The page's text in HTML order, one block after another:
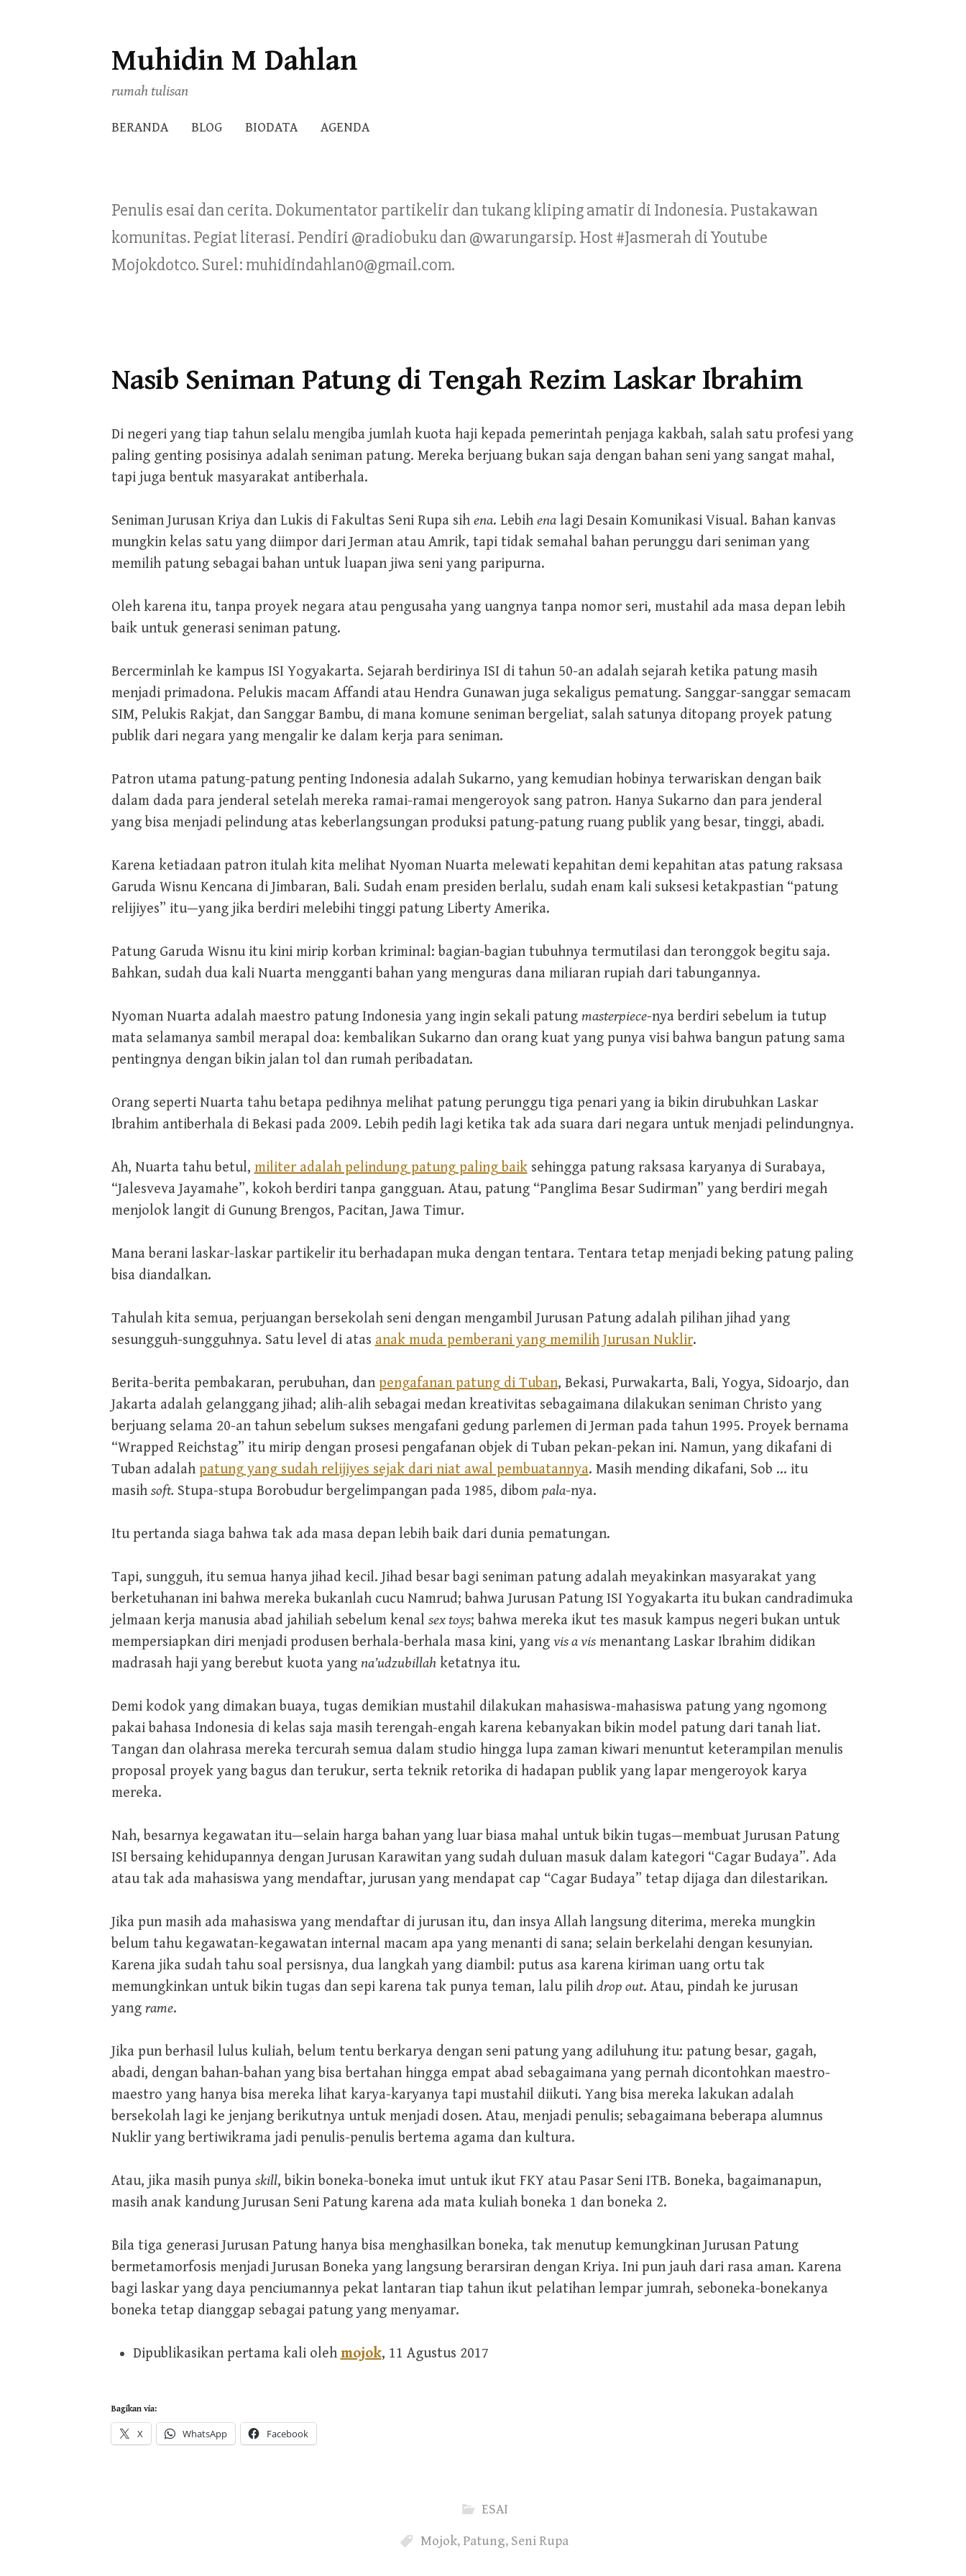
Skip
to
content
Muhidin M Dahlan
rumah tulisan
BERANDA BLOG BIODATA AGENDA
Penulis esai dan cerita. Dokumentator partikelir dan tukang kliping amatir di Indonesia. Pustakawan
komunitas. Pegiat literasi. Pendiri @radiobuku dan @warungarsip. Host #Jasmerah di Youtube
Mojokdotco. Surel: muhidindahlan0@gmail.com.
Nasib Seniman Patung di Tengah Rezim Laskar Ibrahim
Di negeri yang tiap tahun selalu mengiba jumlah kuota haji kepada pemerintah penjaga kakbah, salah satu profesi yang
paling genting posisinya adalah seniman patung. Mereka berjuang bukan saja dengan bahan seni yang sangat mahal,
tapi juga bentuk masyarakat antiberhala.
Seniman Jurusan Kriya dan Lukis di Fakultas Seni Rupa sih ena. Lebih enalagi Desain Komunikasi Visual. Bahan kanvas
mungkin kelas satu yang diimpor dari Jerman atau Amrik, tapi tidak semahal bahan perunggu dari seniman yang
memilih patung sebagai bahan untuk luapan jiwa seni yang paripurna.
Oleh karena itu, tanpa proyek negara atau pengusaha yang uangnya tanpa nomor seri, mustahil ada masa depan lebih
baik untuk generasi seniman patung.
Bercerminlah ke kampus ISI Yogyakarta. Sejarah berdirinya ISI di tahun 50-an adalah sejarah ketika patung masih
menjadi primadona. Pelukis macam Affandi atau Hendra Gunawan juga sekaligus pematung. Sanggar-sanggar semacam
SIM, Pelukis Rakjat, dan Sanggar Bambu, di mana komune seniman bergeliat, salah satunya ditopang proyek patung
publik dari negara yang mengalir ke dalam kerja para seniman.
Patron utama patung-patung penting Indonesia adalah Sukarno, yang kemudian hobinya terwariskan dengan baik
dalam dada para jenderal setelah mereka ramai-ramai mengeroyok sang patron. Hanya Sukarno dan para jenderal
yang bisa menjadi pelindung atas keberlangsungan produksi patung-patung ruang publik yang besar, tinggi, abadi.
Karena ketiadaan patron itulah kita melihat Nyoman Nuarta melewati kepahitan demi kepahitan atas patung raksasa
Garuda Wisnu Kencana di Jimbaran, Bali. Sudah enam presiden berlalu, sudah enam kali suksesi ketakpastian “patung
relijiyes” itu—yang jika berdiri melebihi tinggi patung Liberty Amerika.
Patung Garuda Wisnu itu kini mirip korban kriminal: bagian-bagian tubuhnya termutilasi dan teronggok begitu saja.
Bahkan, sudah dua kali Nuarta mengganti bahan yang menguras dana miliaran rupiah dari tabungannya.
Nyoman Nuarta adalah maestro patung Indonesia yang ingin sekali patung masterpiece-nya berdiri sebelum ia tutup
mata selamanya sambil merapal doa: kembalikan Sukarno dan orang kuat yang punya visi bahwa bangun patung sama
pentingnya dengan bikin jalan tol dan rumah peribadatan.
Orang seperti Nuarta tahu betapa pedihnya melihat patung perunggu tiga penari yang ia bikin dirubuhkan Laskar
Ibrahim antiberhala di Bekasi pada 2009. Lebih pedih lagi ketika tak ada suara dari negara untuk menjadi pelindungnya.
Ah, Nuarta tahu betul, militer adalah pelindung patung paling baiksehingga patung raksasa karyanya di Surabaya,
“Jalesveva Jayamahe”, kokoh berdiri tanpa gangguan. Atau, patung “Panglima Besar Sudirman” yang berdiri megah
menjolok langit di Gunung Brengos, Pacitan, Jawa Timur.
Mana berani laskar-laskar partikelir itu berhadapan muka dengan tentara. Tentara tetap menjadi beking patung paling
bisa diandalkan.
Tahulah kita semua, perjuangan bersekolah seni dengan mengambil Jurusan Patung adalah pilihan jihad yang
sesungguh-sungguhnya. Satu level di atas anak muda pemberani yang memilih Jurusan Nuklir.
Berita-berita pembakaran, perubuhan, dan pengafanan patung di Tuban, Bekasi, Purwakarta, Bali, Yogya, Sidoarjo, dan
Jakarta adalah gelanggang jihad; alih-alih sebagai medan kreativitas sebagaimana dilakukan seniman Christo yang
berjuang selama 20-an tahun sebelum sukses mengafani gedung parlemen di Jerman pada tahun 1995. Proyek bernama
“Wrapped Reichstag” itu mirip dengan prosesi pengafanan objek di Tuban pekan-pekan ini. Namun, yang dikafani di
Tuban adalah patung yang sudah relijiyes sejak dari niat awal pembuatannya. Masih mending dikafani, Sob … itu
masih soft. Stupa-stupa Borobudur bergelimpangan pada 1985, dibom pala-nya.
Itu pertanda siaga bahwa tak ada masa depan lebih baik dari dunia pematungan.
Tapi, sungguh, itu semua hanya jihad kecil. Jihad besar bagi seniman patung adalah meyakinkan masyarakat yang
berketuhanan ini bahwa mereka bukanlah cucu Namrud; bahwa Jurusan Patung ISI Yogyakarta itu bukan candradimuka
jelmaan kerja manusia abad jahiliah sebelum kenal sex toys; bahwa mereka ikut tes masuk kampus negeri bukan untuk
mempersiapkan diri menjadi produsen berhala-berhala masa kini, yang vis a vismenantang Laskar Ibrahim didikan
madrasah haji yang berebut kuota yang na’udzubillahketatnya itu.
Demi kodok yang dimakan buaya, tugas demikian mustahil dilakukan mahasiswa-mahasiswa patung yang ngomong
pakai bahasa Indonesia di kelas saja masih terengah-engah karena kebanyakan bikin model patung dari tanah liat.
Tangan dan olahrasa mereka tercurah semua dalam studio hingga lupa zaman kiwari menuntut keterampilan menulis
proposal proyek yang bagus dan terukur, serta teknik retorika di hadapan publik yang lapar mengeroyok karya
mereka.
Nah, besarnya kegawatan itu—selain harga bahan yang luar biasa mahal untuk bikin tugas—membuat Jurusan Patung
ISI bersaing kehidupannya dengan Jurusan Karawitan yang sudah duluan masuk dalam kategori “Cagar Budaya”. Ada
atau tak ada mahasiswa yang mendaftar, jurusan yang mendapat cap “Cagar Budaya” tetap dijaga dan dilestarikan.
Jika pun masih ada mahasiswa yang mendaftar di jurusan itu, dan insya Allah langsung diterima, mereka mungkin
belum tahu kegawatan-kegawatan internal macam apa yang menanti di sana; selain berkelahi dengan kesunyian.
Karena jika sudah tahu soal persisnya, dua langkah yang diambil: putus asa karena kiriman uang ortu tak
memungkinkan untuk bikin tugas dan sepi karena tak punya teman, lalu pilih drop out. Atau, pindah ke jurusan
yang rame.
Jika pun berhasil lulus kuliah, belum tentu berkarya dengan seni patung yang adiluhung itu: patung besar, gagah,
abadi, dengan bahan-bahan yang bisa bertahan hingga empat abad sebagaimana yang pernah dicontohkan maestro-
maestro yang hanya bisa mereka lihat karya-karyanya tapi mustahil diikuti. Yang bisa mereka lakukan adalah
bersekolah lagi ke jenjang berikutnya untuk menjadi dosen. Atau, menjadi penulis; sebagaimana beberapa alumnus
Nuklir yang bertiwikrama jadi penulis-penulis bertema agama dan kultura.
Atau, jika masih punya skill, bikin boneka-boneka imut untuk ikut FKY atau Pasar Seni ITB. Boneka, bagaimanapun,
masih anak kandung Jurusan Seni Patung karena ada mata kuliah boneka 1 dan boneka 2.
Bila tiga generasi Jurusan Patung hanya bisa menghasilkan boneka, tak menutup kemungkinan Jurusan Patung
bermetamorfosis menjadi Jurusan Boneka yang langsung berarsiran dengan Kriya. Ini pun jauh dari rasa aman. Karena
bagi laskar yang daya penciumannya pekat lantaran tiap tahun ikut pelatihan lempar jumrah, seboneka-bonekanya
boneka tetap dianggap sebagai patung yang menyamar.
Dipublikasikan pertama kali oleh mojok, 11 Agustus 2017
Bagikan via:
X WhatsApp Facebook
ESAI
Mojok, Patung, Seni Rupa